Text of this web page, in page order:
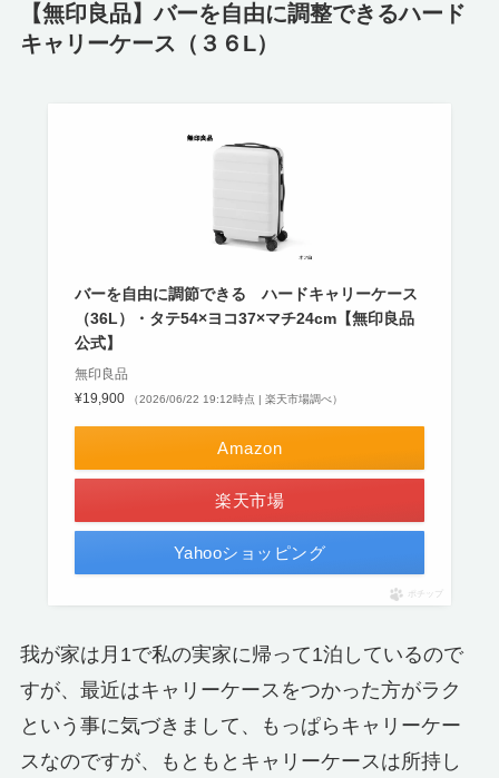
【無印良品】バーを自由に調整できるハード
キャリーケース（３６L）
バーを自由に調節できる ハードキャリーケース
（36L）・タテ54×ヨコ37×マチ24cm【無印良品
公式】
無印良品
¥19,900
（2026/06/22 19:12時点 | 楽天市場調べ）
Amazon
楽天市場
Yahooショッピング
ポチップ
我が家は月1で私の実家に帰って1泊しているので
すが、最近はキャリーケースをつかった方がラク
という事に気づきまして、もっぱらキャリーケー
スなのですが、もともとキャリーケースは所持し